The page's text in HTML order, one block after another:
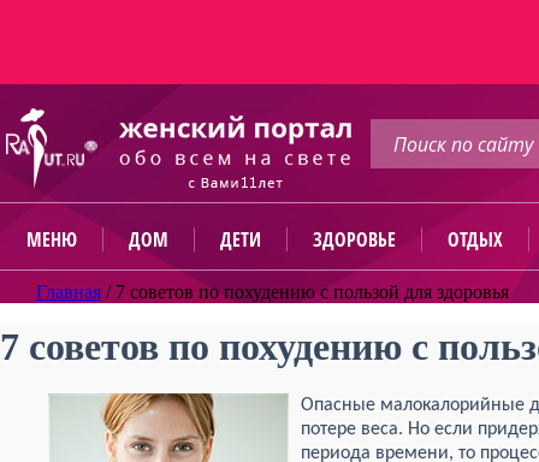
МЕНЮ ДОМ ДЕТИ ЗДОРОВЬЕ ОТДЫХ
Главная / 7 советов по похудению с пользой для здоровья
7 советов по похудению с
Опасные малокалорийные
потере веса. Но если
периода времени, то